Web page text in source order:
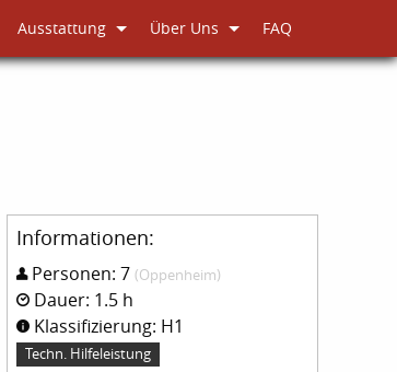
Ausstattung Über Uns FAQ
Informationen:
Personen: 7 (Oppenheim)
Dauer: 1.5 h
Klassifizierung: H1
Techn. Hilfeleistung